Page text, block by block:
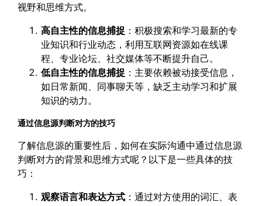
视野和思维方式。
高自主性的信息捕捉 ：积极搜索和学习最新的专
业知识和行业动态，利用互联网资源如在线课
程、专业论坛、社交媒体等不断提升自己。
低自主性的信息捕捉 ：主要依赖被动接受信息，
如日常新闻、同事聊天等，缺乏主动学习和扩展
知识的动力。
通过信息源判断对方的技巧
了解信息源的重要性后，如何在实际沟通中通过信息源
判断对方的背景和思维方式呢？以下是一些具体的技
巧：
观察语言和表达方式 ：通过对方使用的词汇、表